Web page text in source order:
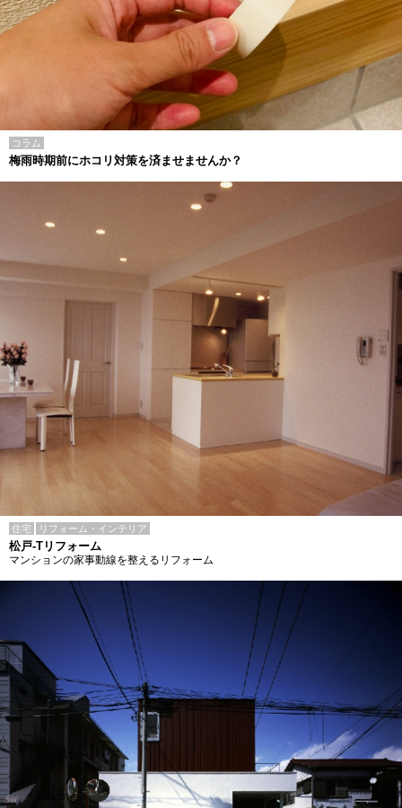
コラム
梅雨時期前にホコリ対策を済ませませんか？
住宅 リフォーム・インテリア
松戸-Tリフォーム
マンションの家事動線を整えるリフォーム